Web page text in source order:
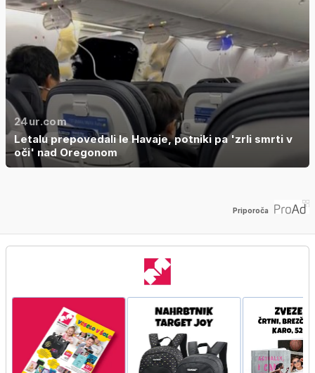
24ur.com
Letalu prepovedali le Havaje, potniki pa 'zrli smrti v
oči' nad Oregonom
Priporoča